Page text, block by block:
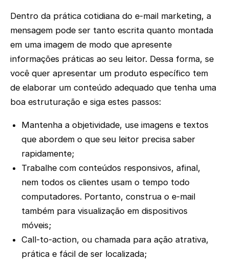
Dentro da prática cotidiana do e-mail marketing, a
mensagem pode ser tanto escrita quanto montada
em uma imagem de modo que apresente
informações práticas ao seu leitor. Dessa forma, se
você quer apresentar um produto específico tem
de elaborar um conteúdo adequado que tenha uma
boa estruturação e siga estes passos:
Mantenha a objetividade, use imagens e textos
que abordem o que seu leitor precisa saber
rapidamente;
Trabalhe com conteúdos responsivos, afinal,
nem todos os clientes usam o tempo todo
computadores. Portanto, construa o e-mail
também para visualização em dispositivos
móveis;
Call-to-action, ou chamada para ação atrativa,
prática e fácil de ser localizada;